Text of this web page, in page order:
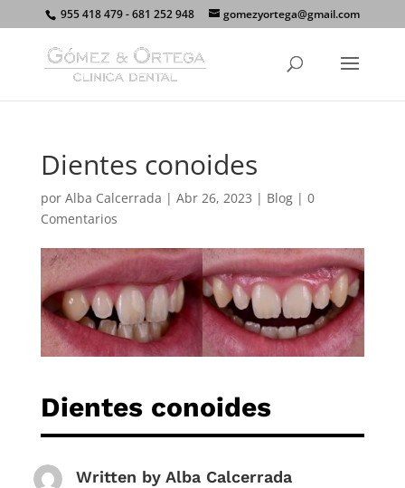
955 418 479 - 681 252 948 gomezyortega@gmail.com
Dientes conoides
por Alba Calcerrada | Abr 26, 2023 | Blog| 0
Comentarios
Dientes conoides
Written by Alba Calcerrada